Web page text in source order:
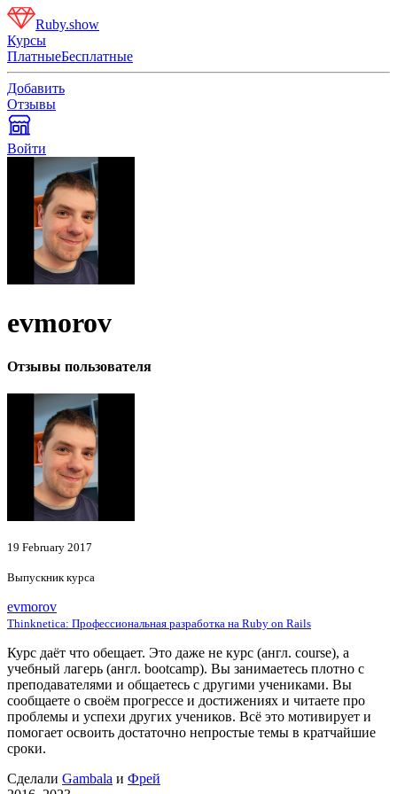
Ruby.show
Курсы
ПлатныеБесплатные
Добавить
Отзывы
Войти
evmorov
Отзывы пользователя
19 February 2017
Выпускник курса
evmorov
Thinknetica: Профессиональная разработка на Ruby on Rails
Курс даёт что обещает. Это даже не курс (англ. course), а
учебный лагерь (англ. bootcamp). Вы занимаетесь плотно с
преподавателями и общаетесь с другими учениками. Вы
сообщаете о своём прогрессе и достижениях и читаете про
проблемы и успехи других учеников. Всё это мотивирует и
помогает освоить достаточно непростые темы в кратчайшие
сроки.
Сделали Gambala и Фрей